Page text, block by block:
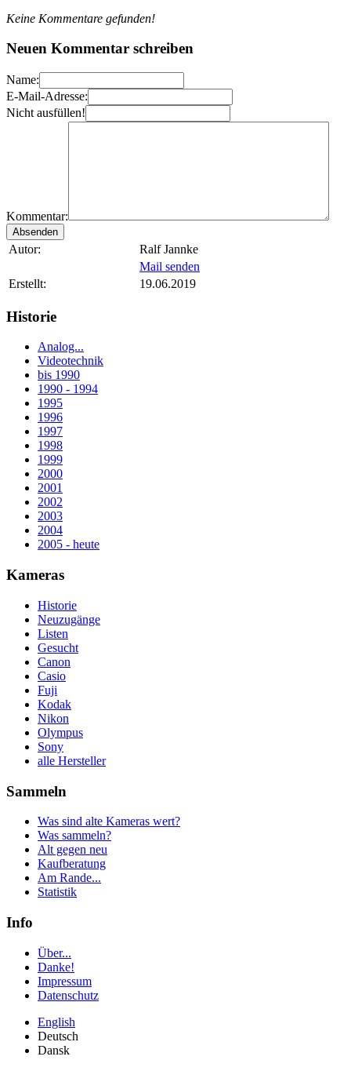
Keine Kommentare gefunden!
Neuen Kommentar schreiben
Name:
E-Mail-Adresse:
Nicht ausfüllen!
Kommentar:
Autor:
Ralf Jannke
Mail senden
Erstellt:
19.06.2019
Historie
Analog...
Videotechnik
bis 1990
1990 - 1994
1995
1996
1997
1998
1999
2000
2001
2002
2003
2004
2005 - heute
Kameras
Historie
Neuzugänge
Listen
Gesucht
Canon
Casio
Fuji
Kodak
Nikon
Olympus
Sony
alle Hersteller
Sammeln
Was sind alte Kameras wert?
Was sammeln?
Alt gegen neu
Kaufberatung
Am Rande...
Statistik
Info
Über...
Danke!
Impressum
Datenschutz
English
Deutsch
Dansk